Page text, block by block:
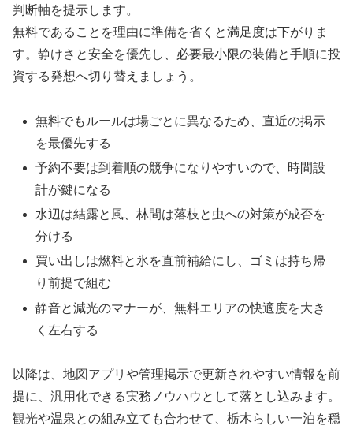
判断軸を提示します。
無料であることを理由に準備を省くと満足度は下がりま
す。静けさと安全を優先し、必要最小限の装備と手順に投
資する発想へ切り替えましょう。
無料でもルールは場ごとに異なるため、直近の掲示
を最優先する
予約不要は到着順の競争になりやすいので、時間設
計が鍵になる
水辺は結露と風、林間は落枝と虫への対策が成否を
分ける
買い出しは燃料と氷を直前補給にし、ゴミは持ち帰
り前提で組む
静音と減光のマナーが、無料エリアの快適度を大き
く左右する
以降は、地図アプリや管理掲示で更新されやすい情報を前
提に、汎用化できる実務ノウハウとして落とし込みます。
観光や温泉との組み立ても合わせて、栃木らしい一泊を穏